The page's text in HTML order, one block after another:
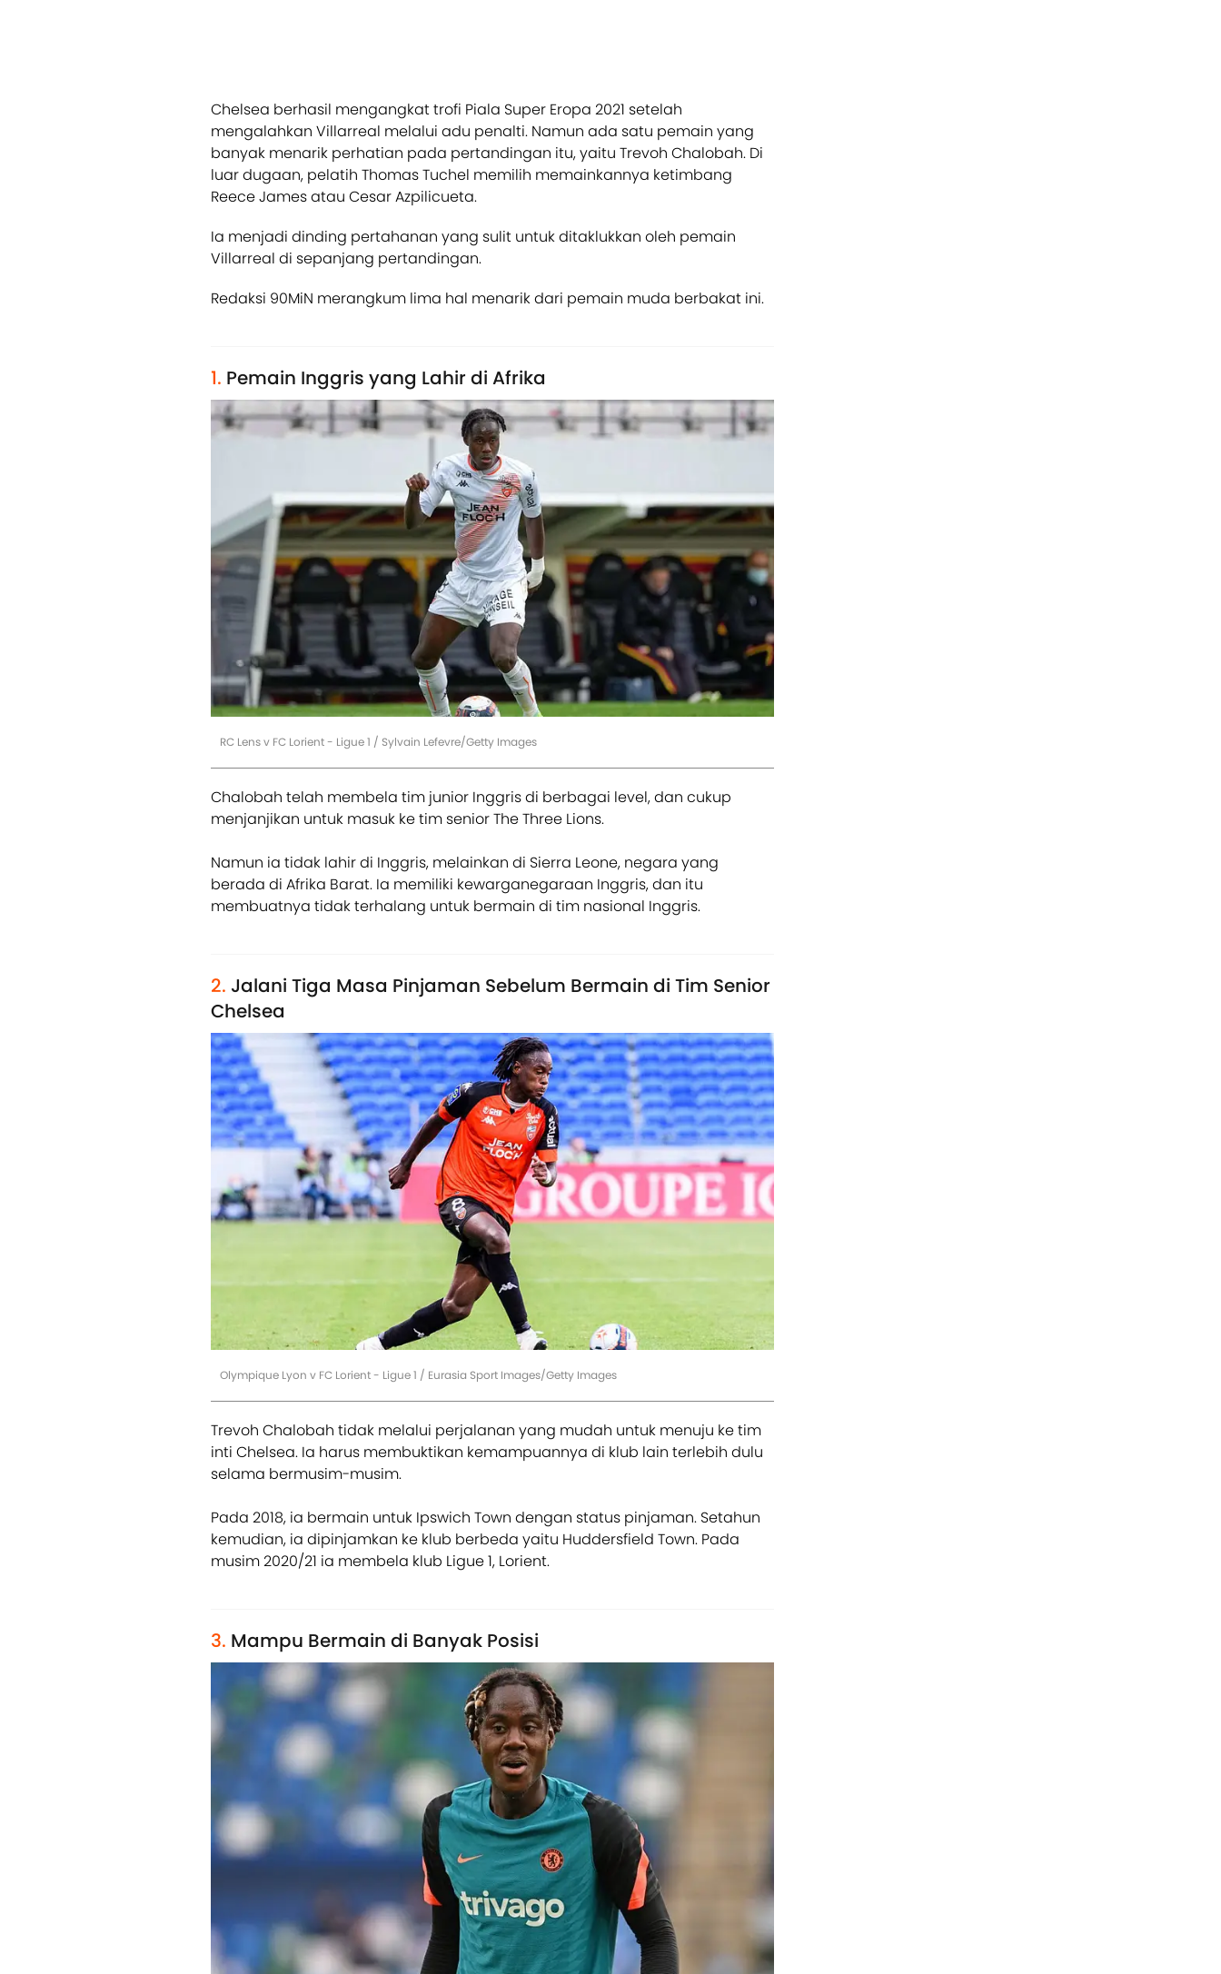
Chelsea berhasil mengangkat trofi Piala Super Eropa 2021 setelah
mengalahkan Villarreal melalui adu penalti. Namun ada satu pemain yang
banyak menarik perhatian pada pertandingan itu, yaitu Trevoh Chalobah. Di
luar dugaan, pelatih Thomas Tuchel memilih memainkannya ketimbang
Reece James atau Cesar Azpilicueta.
Ia menjadi dinding pertahanan yang sulit untuk ditaklukkan oleh pemain
Villarreal di sepanjang pertandingan.
Redaksi 90MiN merangkum lima hal menarik dari pemain muda berbakat ini.
1. Pemain Inggris yang Lahir di Afrika
RC Lens v FC Lorient - Ligue 1 / Sylvain Lefevre/Getty Images
Chalobah telah membela tim junior Inggris di berbagai level, dan cukup
menjanjikan untuk masuk ke tim senior The Three Lions.
Namun ia tidak lahir di Inggris, melainkan di Sierra Leone, negara yang
berada di Afrika Barat. Ia memiliki kewarganegaraan Inggris, dan itu
membuatnya tidak terhalang untuk bermain di tim nasional Inggris.
2. Jalani Tiga Masa Pinjaman Sebelum Bermain di Tim Senior
Chelsea
Olympique Lyon v FC Lorient - Ligue 1 / Eurasia Sport Images/Getty Images
Trevoh Chalobah tidak melalui perjalanan yang mudah untuk menuju ke tim
inti Chelsea. Ia harus membuktikan kemampuannya di klub lain terlebih dulu
selama bermusim-musim.
Pada 2018, ia bermain untuk Ipswich Town dengan status pinjaman. Setahun
kemudian, ia dipinjamkan ke klub berbeda yaitu Huddersfield Town. Pada
musim 2020/21 ia membela klub Ligue 1, Lorient.
3. Mampu Bermain di Banyak Posisi